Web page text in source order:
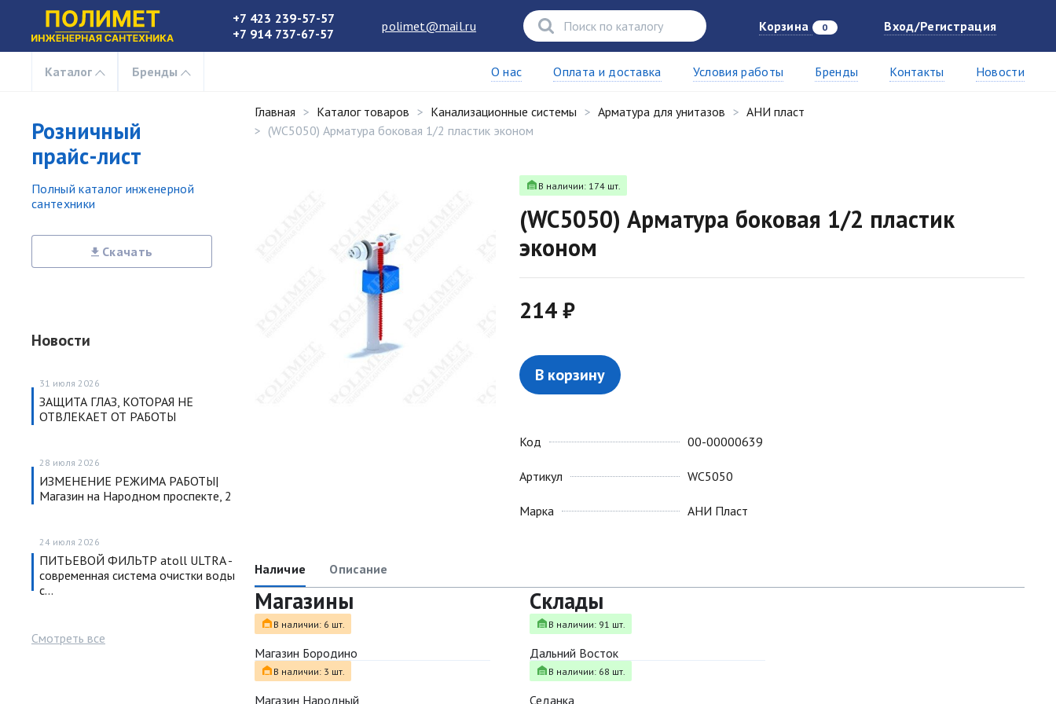
+7 423 239-57-57
+7 914 737-67-57
polimet@mail.ru Корзина 0 Вход/Регистрация
Каталог Бренды О нас Оплата и доставка Условия работы Бренды Контакты Новости
Розничный
прайс-лист
Полный каталог инженерной
сантехники
Скачать
Новости
31 июля 2026
ЗАЩИТА ГЛАЗ, КОТОРАЯ НЕ
ОТВЛЕКАЕТ ОТ РАБОТЫ
28 июля 2026
ИЗМЕНЕНИЕ РЕЖИМА РАБОТЫ|
Магазин на Народном проспекте, 2
24 июля 2026
ПИТЬЕВОЙ ФИЛЬТР atoll ULTRA -
современная система очистки воды
с…
Смотреть все
Главная Каталог товаров Канализационные системы Арматура для унитазов
АНИ пласт
(WC5050) Арматура боковая 1/2 пластик эконом
В наличии: 174 шт.
(WC5050) Арматура боковая 1/2 пластик
эконом
214 ₽
В корзину
Код
Артикул
Марка
00-00000639
WC5050
АНИ Пласт
Наличие Описание
Магазины
В наличии: 6 шт.
Магазин Бородино
В наличии: 3 шт.
Магазин Народный
Склады
В наличии: 91 шт.
Дальний Восток
В наличии: 68 шт.
Седанка